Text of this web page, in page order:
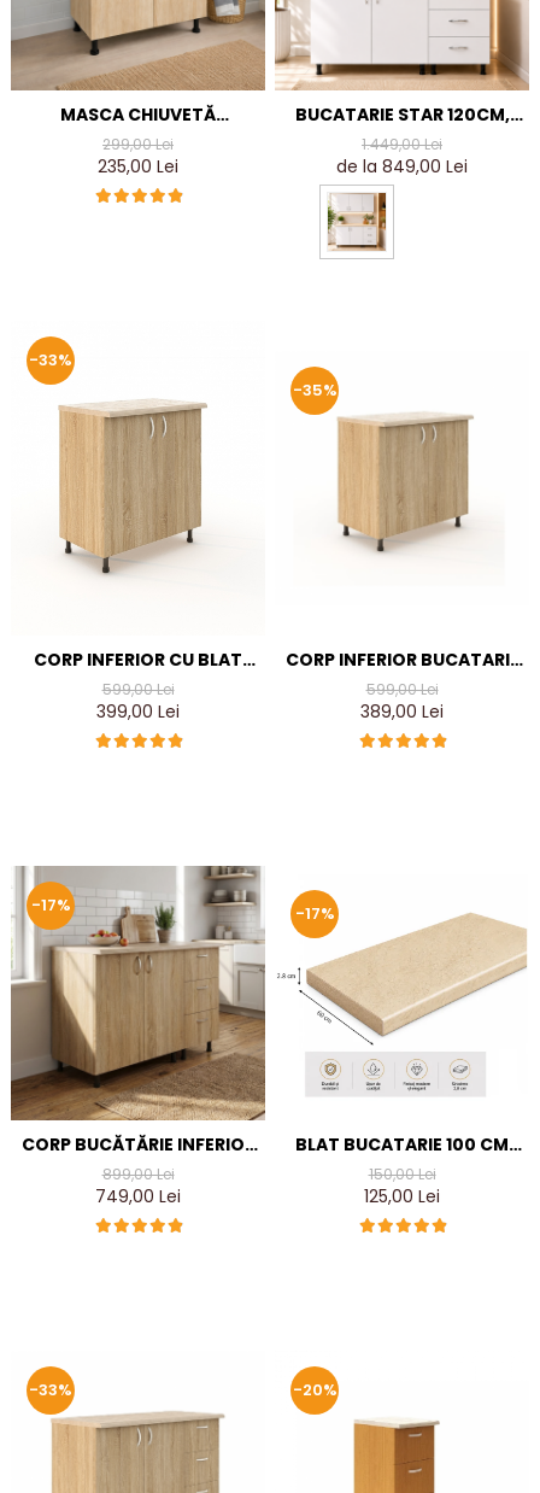
MASCA CHIUVETĂ
80X87X50 CM, 2 UȘI,
SONOMA, PAL 18 MM,
PICIOARE REGLABILE
299,00 Lei
235,00 Lei
BUCATARIE STAR 120CM,
CULOARE ALB DIN PAL DE
18MM
1.449,00 Lei
de la 849,00 Lei
-33%
CORP INFERIOR CU BLAT
90X80X50 CM, CULOARE
SONOMA, PAL 18 MM
599,00 Lei
399,00 Lei
-35%
CORP INFERIOR BUCATARIE
L60X50XH90CM, CULOARE
SONOMA, PAL 18MM
599,00 Lei
389,00 Lei
-17%
CORP BUCĂTĂRIE INFERIOR
120 CM CU BLAT INCLUS –
ORGANIZARE EFICIENTĂ,
SONOMA
899,00 Lei
749,00 Lei
-17%
BLAT BUCATARIE 100 CM
TRAVERTIN LUIOS DE 28
MM, TERMO-REZISTENT
150,00 Lei
125,00 Lei
-33% -20%